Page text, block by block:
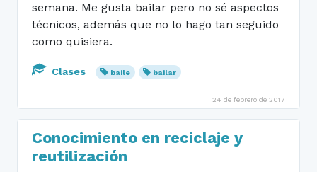
semana. Me gusta bailar pero no sé aspectos
técnicos, además que no lo hago tan seguido
como quisiera.
Clases baile bailar
24 de febrero de 2017
Conocimiento en reciclaje y
reutilización